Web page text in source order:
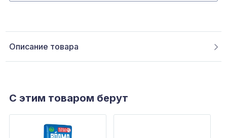
Описание товара
С этим товаром берут